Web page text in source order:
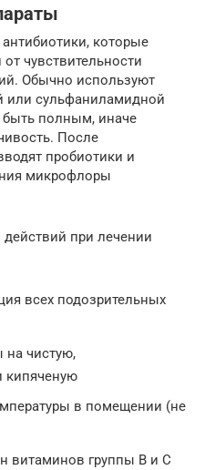
которые
чувствительности
Обычно используют
или сульфаниламидной
быть полным, иначе
После
пробиотики и
микрофлоры
при лечении
всех подозрительных
на чистую,
кипяченую
в помещении (не
витаминов группы B и C